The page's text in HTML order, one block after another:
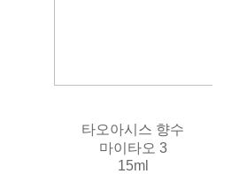
타오아시스 향수
마이타오 3
15ml